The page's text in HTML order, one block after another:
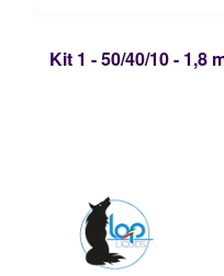
Kit 1 - 50/40/10 - 1,8